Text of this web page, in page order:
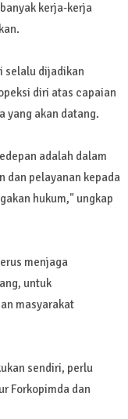
kerja-kerja
selalu dijadikan
diri atas capaian
yang akan datang.
adalah dalam
dan pelayanan kepada
hukum," ungkap
menjaga
untuk
masyarakat
sendiri, perlu
Forkopimda dan